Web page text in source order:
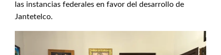
las instancias federales en favor del desarrollo de
Jantetelco.